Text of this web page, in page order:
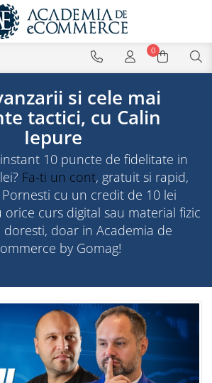
0
si cele mai
tactici, cu Calin
Iepure
10 puncte de fidelitate in
Fa-ti un cont, gratuit si rapid,
cu un credit de 10 lei
curs digital sau material fizic
doar in Academia de
by Gomag!